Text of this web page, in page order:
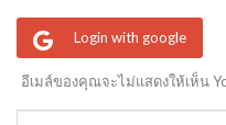
Login with google
อีเมล์ของคุณจะไม่แสดงให้เห็น